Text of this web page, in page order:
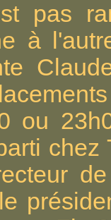
pas
à
ou
chez